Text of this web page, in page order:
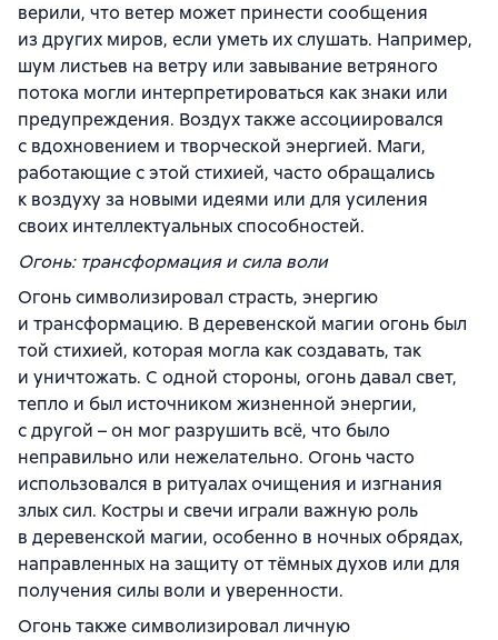
верили, что ветер может принести сообщения
из других миров, если уметь их слушать. Например,
шум листьев на ветру или завывание ветряного
потока могли интерпретироваться как знаки или
предупреждения. Воздух также ассоциировался
с вдохновением и творческой энергией. Маги,
работающие с этой стихией, часто обращались
к воздуху за новыми идеями или для усиления
своих интеллектуальных способностей.
Огонь: трансформация и сила воли
Огонь символизировал страсть, энергию
и трансформацию. В деревенской магии огонь был
той стихией, которая могла как создавать, так
и уничтожать. С одной стороны, огонь давал свет,
тепло и был источником жизненной энергии,
с другой – он мог разрушить всё, что было
неправильно или нежелательно. Огонь часто
использовался в ритуалах очищения и изгнания
злых сил. Костры и свечи играли важную роль
в деревенской магии, особенно в ночных обрядах,
направленных на защиту от тёмных духов или для
получения силы воли и уверенности.
Огонь также символизировал личную